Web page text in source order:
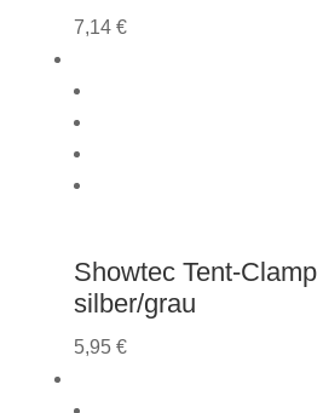
7,14 €
Showtec Tent-
silber/grau
5,95 €